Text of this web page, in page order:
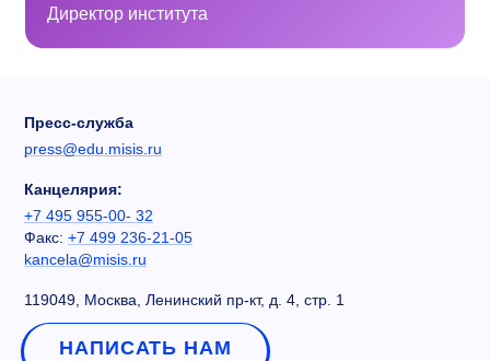
Директор института
Пресс-служба
press@edu.misis.ru
Канцелярия:
+7 495 955-00- 32
Факс: +7 499 236-21-05
kancela@misis.ru
119049, Москва, Ленинский пр-кт, д. 4, стр. 1
НАПИСАТЬ НАМ